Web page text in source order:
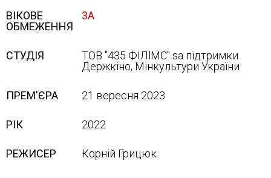
ВІКОВЕ
ОБМЕЖЕННЯ
3А
СТУДІЯ
ТОВ "435 ФІЛlMC" sa підтримки
Держкіно, Мінкультури України
ПРЕМ'ЄРА 21 вересня 2023
РІК 2022
РЕЖИСЕР Корній Грицюк